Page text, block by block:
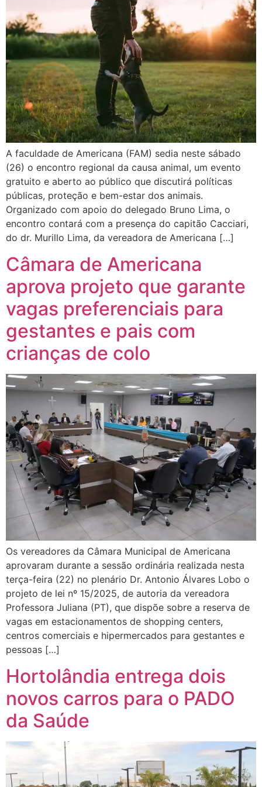
A faculdade de Americana (FAM) sedia neste sábado
(26) o encontro regional da causa animal, um evento
gratuito e aberto ao público que discutirá políticas
públicas, proteção e bem-estar dos animais.
Organizado com apoio do delegado Bruno Lima, o
encontro contará com a presença do capitão Cacciari,
do dr. Murillo Lima, da vereadora de Americana […]
Câmara de Americana
aprova projeto que garante
vagas preferenciais para
gestantes e pais com
crianças de colo
Os vereadores da Câmara Municipal de Americana
aprovaram durante a sessão ordinária realizada nesta
terça-feira (22) no plenário Dr. Antonio Álvares Lobo o
projeto de lei nº 15/2025, de autoria da vereadora
Professora Juliana (PT), que dispõe sobre a reserva de
vagas em estacionamentos de shopping centers,
centros comerciais e hipermercados para gestantes e
pessoas […]
Hortolândia entrega dois
novos carros para o PADO
da Saúde